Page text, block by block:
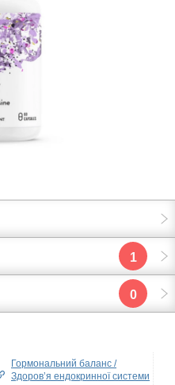
1
0
Гормональний баланс /
Здоров’я ендокринної системи